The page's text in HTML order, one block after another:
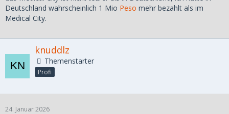
Deutschland wahrscheinlich 1 Mio Peso mehr bezahlt als im
Medical City.
knuddlz
Themenstarter
Profi
24. Januar 2026